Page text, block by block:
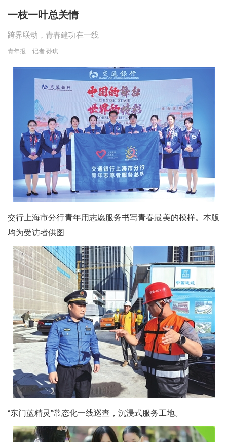
一枝一叶总关情
跨界联动，青春建功在一线
青年报 记者 孙琪
交行上海市分行青年用志愿服务书写青春最美的模样。本版
均为受访者供图
“东门蓝精灵”常态化一线巡查，沉浸式服务工地。